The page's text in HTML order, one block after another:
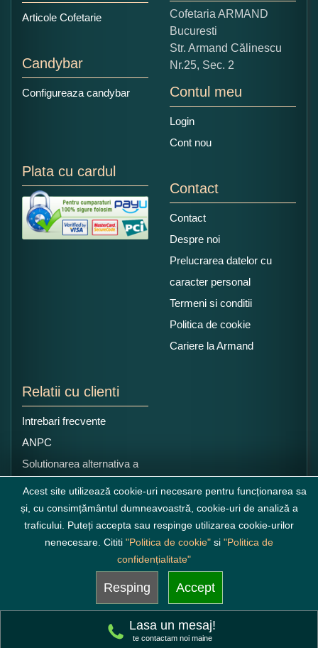
Copiati alaturi numarul din imagine:
Articole Cofetarie
Candybar
Configureaza candybar
Cofetaria ARMAND
Bucuresti
Str. Armand Călinescu
Nr.25, Sec. 2
Contul meu
Login
Cont nou
Plata cu cardul
Contact
Contact
Despre noi
Prelucrarea datelor cu
caracter personal
Termeni si conditii
Politica de cookie
Cariere la Armand
Relatii cu clienti
Intrebari frecvente
ANPC
Solutionarea alternativa a
litigiilor
Acest site utilizează cookie-uri necesare pentru funcționarea sa
și, cu consimțământul dumneavoastră, cookie-uri de analiză a
traficului. Puteți accepta sau respinge utilizarea cookie-urilor
nenecesare. Cititi "Politica de cookie" si "Politica de
confidențialitate"
Resping Accept
Lasa un mesaj!
te contactam noi maine